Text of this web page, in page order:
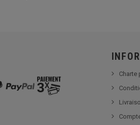
Charte